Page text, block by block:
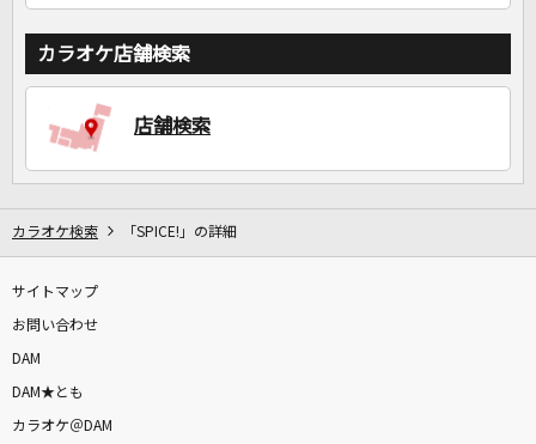
カラオケ店舗検索
店舗検索
カラオケ検索 「SPICE!」の詳細
サイトマップ
お問い合わせ
DAM
DAM★とも
カラオケ＠DAM